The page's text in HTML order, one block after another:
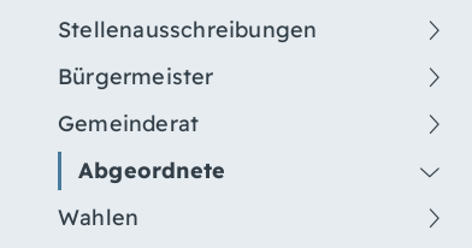
Stellenausschreibungen
Bürgermeister
Gemeinderat
Abgeordnete
Wahlen